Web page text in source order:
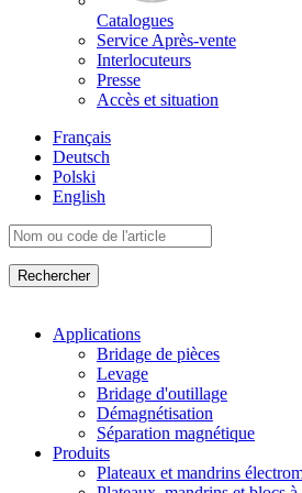
Catalogues
Service Après-vente
Interlocuteurs
Presse
Accès et situation
Français
Deutsch
Polski
English
Applications
Bridage de pièces
Levage
Bridage d'outillage
Démagnétisation
Séparation magnétique
Produits
Plateaux et mandrins